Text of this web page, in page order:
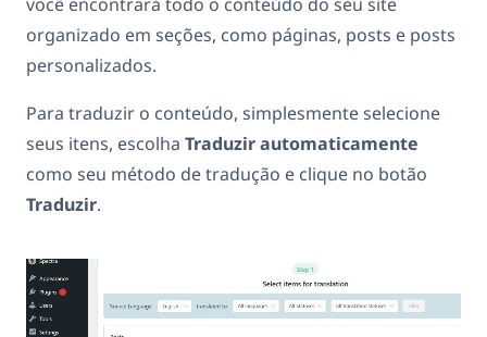
organizado em seções, como páginas, posts e posts
personalizados.
Para traduzir o conteúdo, simplesmente selecione
seus itens, escolha Traduzir automaticamente
como seu método de tradução e clique no botão
Traduzir.